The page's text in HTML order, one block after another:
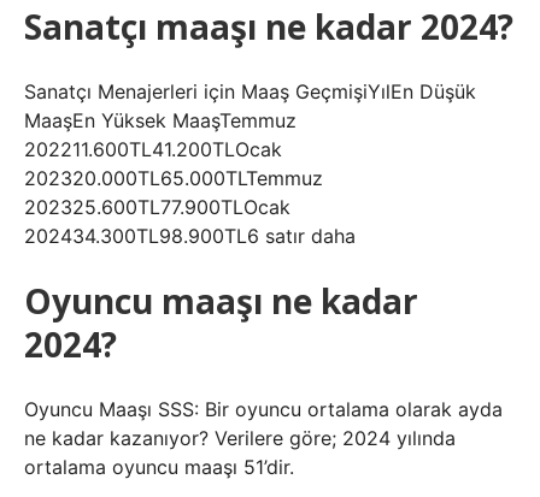
Sanatçı maaşı ne kadar 2024?
Sanatçı Menajerleri için Maaş GeçmişiYılEn Düşük
MaaşEn Yüksek MaaşTemmuz
202211.600TL41.200TLOcak
202320.000TL65.000TLTemmuz
202325.600TL77.900TLOcak
202434.300TL98.900TL6 satır daha
Oyuncu maaşı ne kadar
2024?
Oyuncu Maaşı SSS: Bir oyuncu ortalama olarak ayda
ne kadar kazanıyor? Verilere göre; 2024 yılında
ortalama oyuncu maaşı 51’dir.